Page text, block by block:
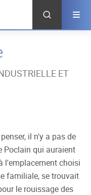
ET
il n'y a pas de
Poclain qui auraient
l'emplacement choisi
familiale, se trouvait
le rouissage des